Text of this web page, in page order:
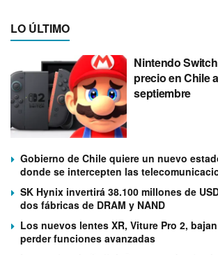
LO ÚLTIMO
Nintendo
precio en Chile
septiembre
Gobierno de Chile quiere un nuevo
donde se intercepten las
SK Hynix invertirá 38.100 millones de
dos fábricas de DRAM y NAND
Los nuevos lentes XR, Viture Pro 2,
perder funciones avanzadas